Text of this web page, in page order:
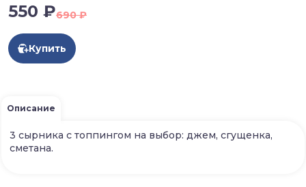
550 ₽690 ₽
Купить
Описание
3 сырника с топпингом на выбор: джем, сгущенка,
сметана.